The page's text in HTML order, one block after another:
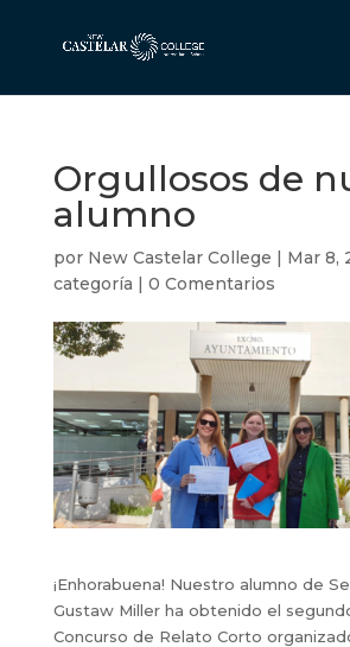
Orgullosos de
alumno
por New Castelar College | Mar 8,
categoría | 0 Comentarios
¡Enhorabuena! Nuestro alumno de
Gustaw Miller ha obtenido el
Concurso de Relato Corto